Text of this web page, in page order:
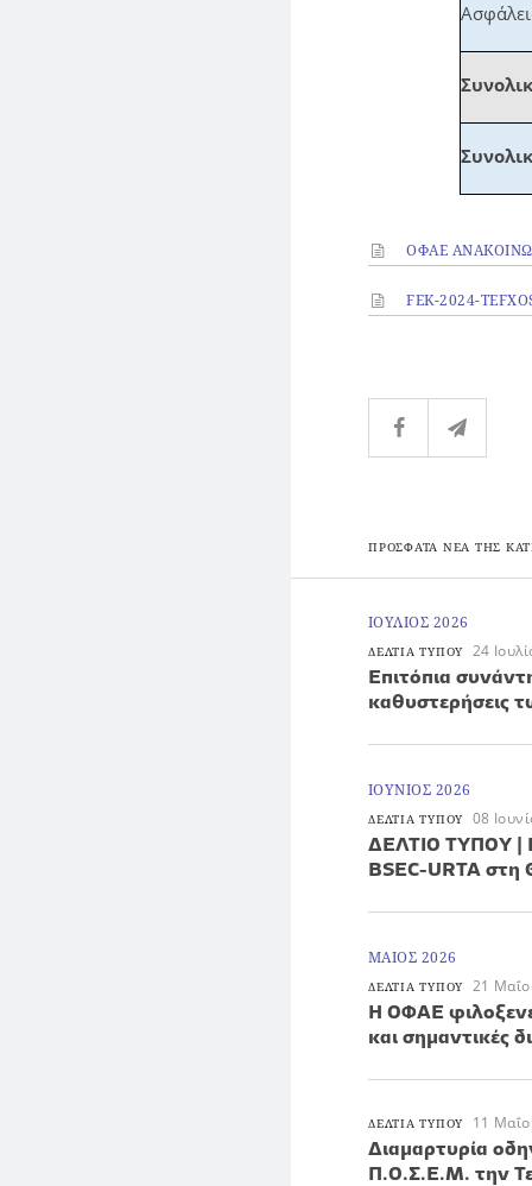
ΟΦΑΕ
FEK-2024-
ΠΡΟΣΦΑΤΑ ΝΕΑ ΤΗΣ
ΙΟΥΛΙΟΣ 2026
ΔΕΛΤΙΑ ΤΥΠΟΥ 24
Επιτόπια
καθυστερήσεις
ΙΟΥΝΙΟΣ 2026
ΔΕΛΤΙΑ ΤΥΠΟΥ 08
ΔΕΛΤΙΟ ΤΥΠΟΥ |
BSEC-URTA στη
ΜΑΙΟΣ 2026
ΔΕΛΤΙΑ ΤΥΠΟΥ 21
Η ΟΦΑΕ
και σημαντικές
ΔΕΛΤΙΑ ΤΥΠΟΥ 11
Διαμαρτυρία
Π.Ο.Σ.Ε.Μ. την